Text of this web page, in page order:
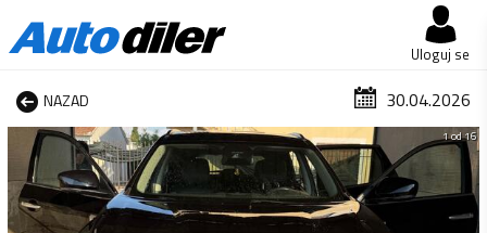
Uloguj se
NAZAD 30.04.2026
1 od 16